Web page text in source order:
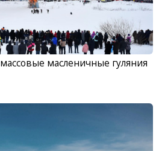
масленичные гуляния